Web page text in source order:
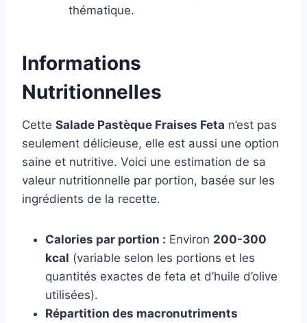
thématique.
Informations
Nutritionnelles
Cette Salade Pastèque Fraises Feta n’est pas
seulement délicieuse, elle est aussi une option
saine et nutritive. Voici une estimation de sa
valeur nutritionnelle par portion, basée sur les
ingrédients de la recette.
Calories par portion : Environ 200-300
kcal (variable selon les portions et les
quantités exactes de feta et d’huile d’olive
utilisées).
Répartition des macronutriments